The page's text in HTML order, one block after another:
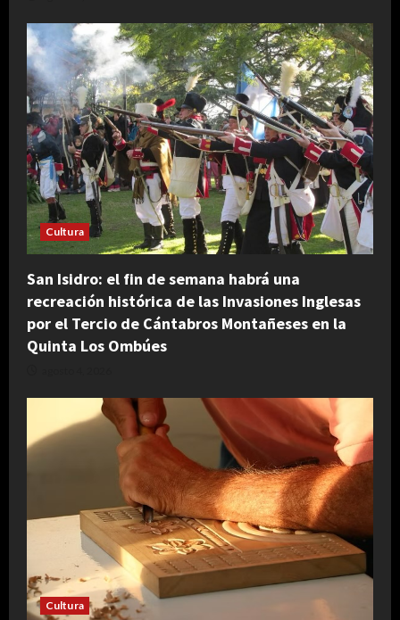
Cultura
San Isidro: el fin de semana habrá una
recreación histórica de las Invasiones Inglesas
por el Tercio de Cántabros Montañeses en la
Quinta Los Ombúes
Cultura